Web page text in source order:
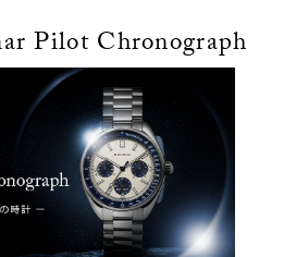
Pilot Chronograph